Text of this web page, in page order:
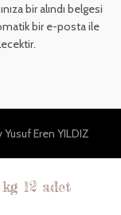
bir alındı belgesi
bir e-posta ile
Yusuf Eren YILDIZ
12 adet